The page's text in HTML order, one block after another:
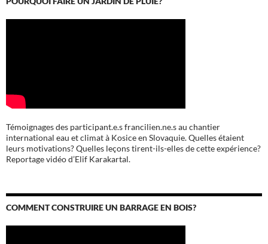
Témoignages des participant.e.s francilien.ne.s au chantier
international eau et climat à Kosice en Slovaquie. Quelles étaient
leurs motivations? Quelles leçons tirent-ils-elles de cette expérience?
Reportage vidéo d’Elif Karakartal.
COMMENT CONSTRUIRE UN BARRAGE EN BOIS?